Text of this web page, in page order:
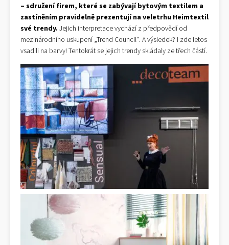
– sdružení firem, které se zabývají bytovým textilem a
zastíněním pravidelně prezentují na veletrhu Heimtextil
své trendy. Jejich interpretace vychází z předpovědí od
mezinárodního uskupení „Trend Council“. A výsledek? I zde letos
vsadili na barvy! Tentokrát se jejich trendy skládaly ze třech částí.